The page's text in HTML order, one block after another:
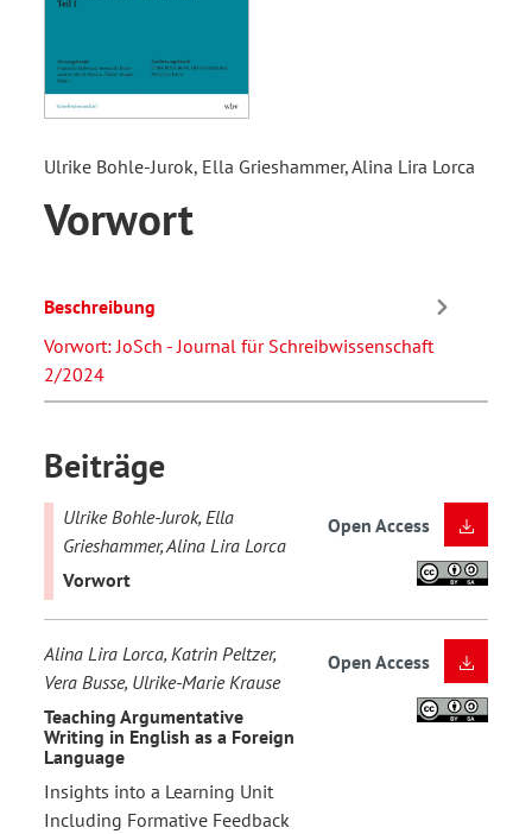
Ulrike Bohle-Jurok, Ella Grieshammer, Alina Lira Lorca
Vorwort
Beschreibung
Vorwort: JoSch - Journal für Schreibwissenschaft
2/2024
Beiträge
Ulrike Bohle-Jurok, Ella
Grieshammer, Alina Lira Lorca
Vorwort
Open Access
Alina Lira Lorca, Katrin Peltzer,
Vera Busse, Ulrike-Marie Krause
Teaching Argumentative
Writing in English as a Foreign
Language
Insights into a Learning Unit
Including Formative Feedback
Open Access